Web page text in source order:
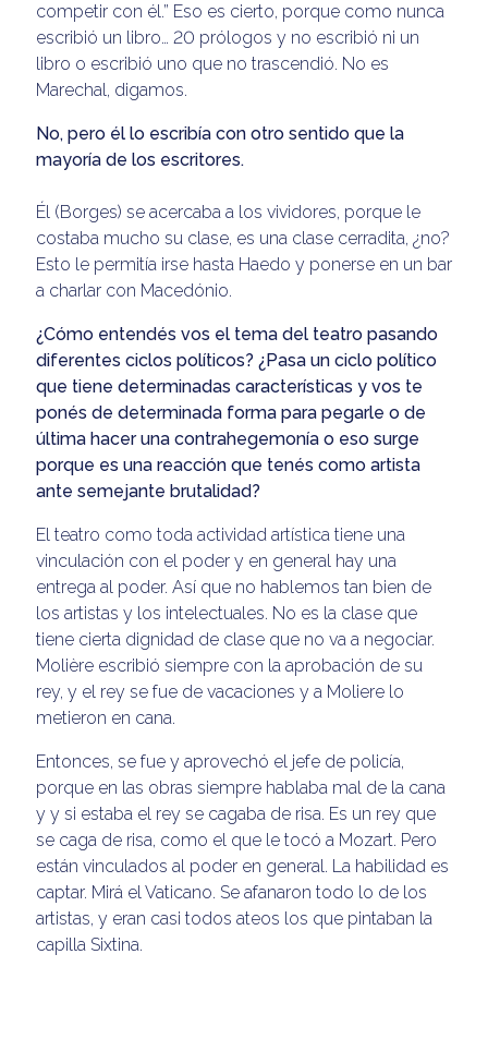
competir con él.” Eso es cierto, porque como nunca
escribió un libro… 20 prólogos y no escribió ni un
libro o escribió uno que no trascendió. No es
Marechal, digamos.
No, pero él lo escribía con otro sentido que la
mayoría de los escritores.
Él (Borges) se acercaba a los vividores, porque le
costaba mucho su clase, es una clase cerradita, ¿no?
Esto le permitía irse hasta Haedo y ponerse en un bar
a charlar con Macedónio.
¿Cómo entendés vos el tema del teatro pasando
diferentes ciclos políticos? ¿Pasa un ciclo político
que tiene determinadas características y vos te
ponés de determinada forma para pegarle o de
última hacer una contrahegemonía o eso surge
porque es una reacción que tenés como artista
ante semejante brutalidad?
El teatro como toda actividad artística tiene una
vinculación con el poder y en general hay una
entrega al poder. Así que no hablemos tan bien de
los artistas y los intelectuales. No es la clase que
tiene cierta dignidad de clase que no va a negociar.
Molière escribió siempre con la aprobación de su
rey, y el rey se fue de vacaciones y a Moliere lo
metieron en cana.
Entonces, se fue y aprovechó el jefe de policía,
porque en las obras siempre hablaba mal de la cana
y y si estaba el rey se cagaba de risa. Es un rey que
se caga de risa, como el que le tocó a Mozart. Pero
están vinculados al poder en general. La habilidad es
captar. Mirá el Vaticano. Se afanaron todo lo de los
artistas, y eran casi todos ateos los que pintaban la
capilla Sixtina.